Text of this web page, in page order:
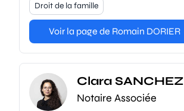
Droit de la famille
Voir la page de Romain DORIER
Clara SANCHEZ
Notaire Associée